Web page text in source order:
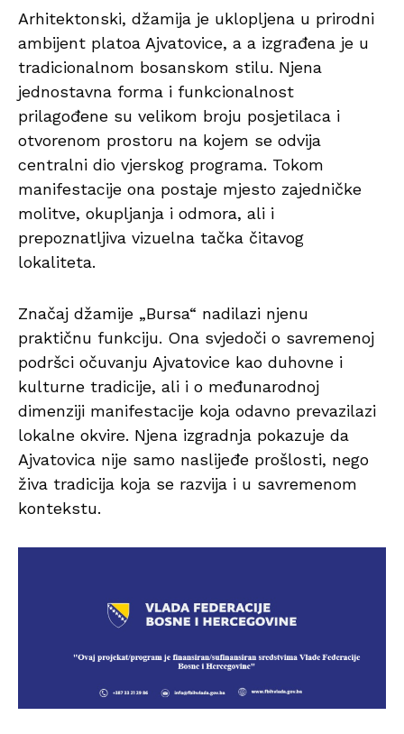
Arhitektonski, džamija je uklopljena u prirodni
ambijent platoa Ajvatovice, a a izgrađena je u
tradicionalnom bosanskom stilu. Njena
jednostavna forma i funkcionalnost
prilagođene su velikom broju posjetilaca i
otvorenom prostoru na kojem se odvija
centralni dio vjerskog programa. Tokom
manifestacije ona postaje mjesto zajedničke
molitve, okupljanja i odmora, ali i
prepoznatljiva vizuelna tačka čitavog
lokaliteta.
Značaj džamije „Bursa“ nadilazi njenu
praktičnu funkciju. Ona svjedoči o savremenoj
podršci očuvanju Ajvatovice kao duhovne i
kulturne tradicije, ali i o međunarodnoj
dimenziji manifestacije koja odavno prevazilazi
lokalne okvire. Njena izgradnja pokazuje da
Ajvatovica nije samo naslijeđe prošlosti, nego
živa tradicija koja se razvija i u savremenom
kontekstu.